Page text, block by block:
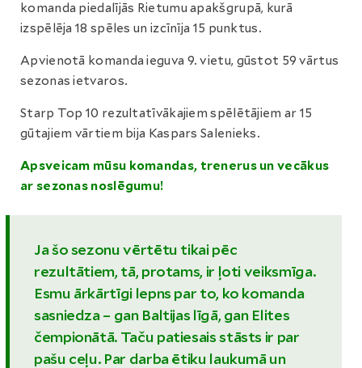
komanda piedalījās Rietumu apakšgrupā, kurā
izspēlēja 18 spēles un izcīnīja 15 punktus.
Apvienotā komanda ieguva 9. vietu, gūstot 59 vārtus
sezonas ietvaros.
Starp Top 10 rezultatīvākajiem spēlētājiem ar 15
gūtajiem vārtiem bija Kaspars Salenieks.
Apsveicam mūsu komandas, trenerus un vecākus
ar sezonas noslēgumu!
Ja šo sezonu vērtētu tikai pēc
rezultātiem, tā, protams, ir ļoti veiksmīga.
Esmu ārkārtīgi lepns par to, ko komanda
sasniedza – gan Baltijas līgā, gan Elites
čempionātā. Taču patiesais stāsts ir par
pašu ceļu. Par darba ētiku laukumā un